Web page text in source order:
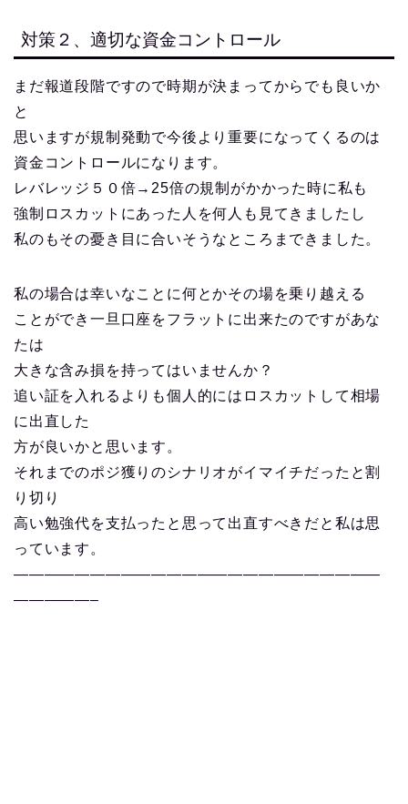
対策２、適切な資金コントロール
まだ報道段階ですので時期が決まってからでも良いか
と
思いますが規制発動で今後より重要になってくるのは
資金コントロールになります。
レバレッジ５０倍→25倍の規制がかかった時に私も
強制ロスカットにあった人を何人も見てきましたし
私のもその憂き目に合いそうなところまできました。
私の場合は幸いなことに何とかその場を乗り越える
ことができ一旦口座をフラットに出来たのですがあな
たは
大きな含み損を持ってはいませんか？
追い証を入れるよりも個人的にはロスカットして相場
に出直した
方が良いかと思います。
それまでのポジ獲りのシナリオがイマイチだったと割
り切り
高い勉強代を支払ったと思って出直すべきだと私は思
っています。
————————————————————————
—————–